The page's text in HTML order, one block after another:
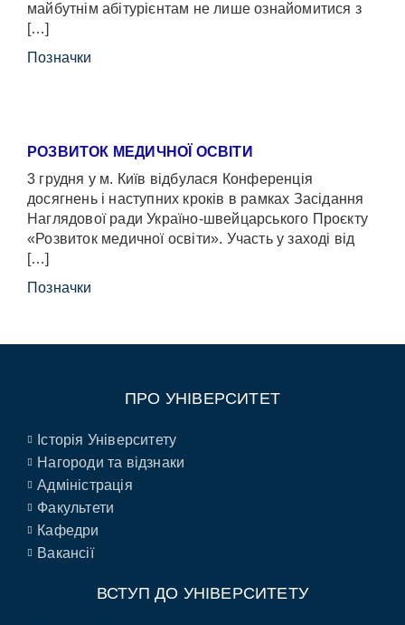
майбутнім абітурієнтам не лише ознайомитися з
[…]
Позначки
РОЗВИТОК МЕДИЧНОЇ ОСВІТИ
3 грудня у м. Київ відбулася Конференція
досягнень і наступних кроків в рамках Засідання
Наглядової ради Україно-швейцарського Проєкту
«Розвиток медичної освіти». Участь у заході від
[…]
Позначки
ПРО УНІВЕРСИТЕТ
Історія Університету
Нагороди та відзнаки
Адміністрація
Факультети
Кафедри
Вакансії
ВСТУП ДО УНІВЕРСИТЕТУ